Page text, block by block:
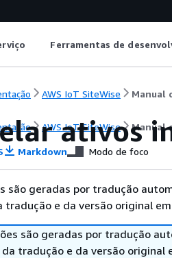
Ferramentas de
AWS IoT SiteWise Manual
AWS IoT SiteWise Manual
ativos
Markdown Modo de foco
são geradas por tradução
tradução e da versão original
são geradas por tradução
tradução e da versão original